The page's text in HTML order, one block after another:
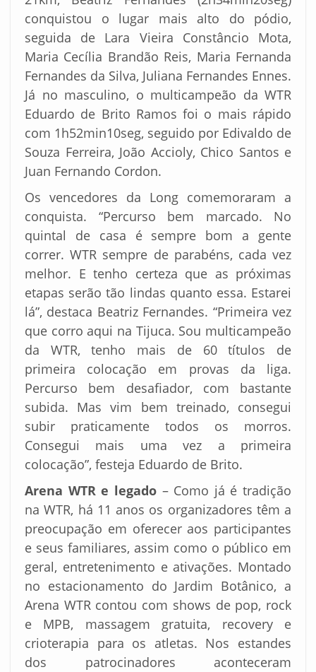
conquistou o lugar mais alto do pódio,
seguida de Lara Vieira Constâncio Mota,
Maria Cecília Brandão Reis, Maria Fernanda
Fernandes da Silva, Juliana Fernandes Ennes.
Já no masculino, o multicampeão da WTR
Eduardo de Brito Ramos foi o mais rápido
com 1h52min10seg, seguido por Edivaldo de
Souza Ferreira, João Accioly, Chico Santos e
Juan Fernando Cordon.
Os vencedores da Long comemoraram a
conquista. “Percurso bem marcado. No
quintal de casa é sempre bom a gente
correr. WTR sempre de parabéns, cada vez
melhor. E tenho certeza que as próximas
etapas serão tão lindas quanto essa. Estarei
lá”, destaca Beatriz Fernandes. “Primeira vez
que corro aqui na Tijuca. Sou multicampeão
da WTR, tenho mais de 60 títulos de
primeira colocação em provas da liga.
Percurso bem desafiador, com bastante
subida. Mas vim bem treinado, consegui
subir praticamente todos os morros.
Consegui mais uma vez a primeira
colocação”, festeja Eduardo de Brito.
Arena WTR e legado – Como já é tradição
na WTR, há 11 anos os organizadores têm a
preocupação em oferecer aos participantes
e seus familiares, assim como o público em
geral, entretenimento e ativações. Montado
no estacionamento do Jardim Botânico, a
Arena WTR contou com shows de pop, rock
e MPB, massagem gratuita, recovery e
crioterapia para os atletas. Nos estandes
dos patrocinadores aconteceram